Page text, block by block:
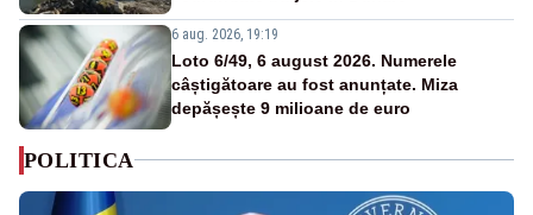
6 aug. 2026, 19:19
Loto 6/49, 6 august 2026. Numerele
câștigătoare au fost anunțate. Miza
depășește 9 milioane de euro
POLITICA